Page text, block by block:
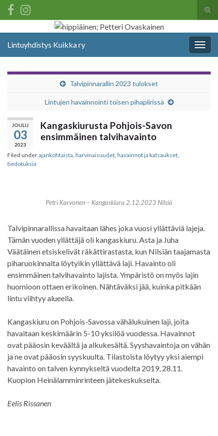
Search for:
Lintuyhdistys Kuikka ry
Talvipinnarallin 2023 tulokset
Lintujen havainnointi toisen pihapiirissä
JOULU
03
2023
Kangaskiurusta Pohjois-Savon
ensimmäinen talvihavainto
Filed underajankohtaista harvinaisuudet havainnot ja katsaukset
tiedotuksia
Petri Karvonen – Kangaskiuru 2.12.2023 Nilsiä
Talvipinnarallissa havaitaan lähes joka vuosi yllättäviä lajeja.
Tämän vuoden yllättäjä oli kangaskiuru. Asta ja Juha
Väätäinen etsiskelivät räkättirastasta, kun Nilsiän taajamasta
piharuokinnalta löytyikin yllättävä laji. Havainto oli
ensimmäinen talvihavainto lajista. Ympäristö on myös lajin
huomioon ottaen erikoinen. Nähtäväksi jää, kuinka pitkään
lintu viihtyy alueella.
Kangaskiuru on Pohjois-Savossa vähälukuinen laji, joita
havaitaan keskimäärin 5-10 yksilöä vuodessa. Havainnot
ovat pääosin keväältä ja alkukesältä. Syyshavaintoja on vähän
ja ne ovat pääosin syyskuulta. Tilastoista löytyy yksi aiempi
havainto on talven kynnykseltä vuodelta 2019, 28.11.
Kuopion Heinälamminrinteen jätekeskukselta.
Eelis Rissanen